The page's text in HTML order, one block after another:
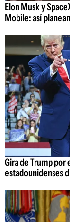
Elon Musk y
Mobile: así
Gira de Trump por
estadounidenses